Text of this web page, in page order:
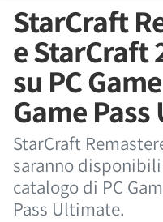
StarCraft
e StarCraft
su PC
Game
StarCraft
saranno
catalogo di PC
Pass Ultimate.